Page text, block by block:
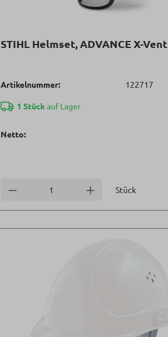
STIHL Helmset, ADVANCE X-Vent
Artikelnummer: 122717
1 Stückauf Lager
Netto:
Anzahl verringern Anzahl erhöhen